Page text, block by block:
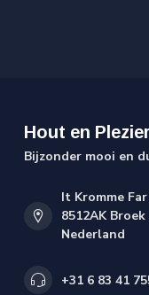
Hout en Plezier
Bijzonder mooi en
It Kromme
8512AK Broek
Nederland
+31 6 83 41